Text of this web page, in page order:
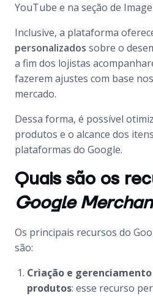
YouTube e na seção de
Inclusive, a plataforma
personalizados sobre o
a fim dos lojistas
fazerem ajustes com base
mercado.
Dessa forma, é possível
produtos e o alcance dos
plataformas do Google.
Quais são os
Google
Os principais recursos do
são:
Criação e
produtos: esse recurso